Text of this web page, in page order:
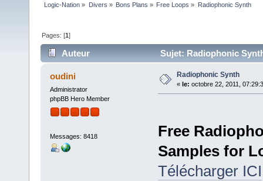
Logic-Nation » Divers » Bons Plans » Free Loops » Radiophonic Synth
Pages: [1]
Auteur Sujet: Radiophonic
oudini
Administrator
phpBB Hero Member
Messages: 8418
Radiophonic Synth
« le: octobre 22, 2011,
Free
Samples for
Télécharger ICI